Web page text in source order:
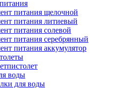
питания щелочной
питания литиевый
питания солевой
питания серебрянный
питания аккумулятор
воды
для воды